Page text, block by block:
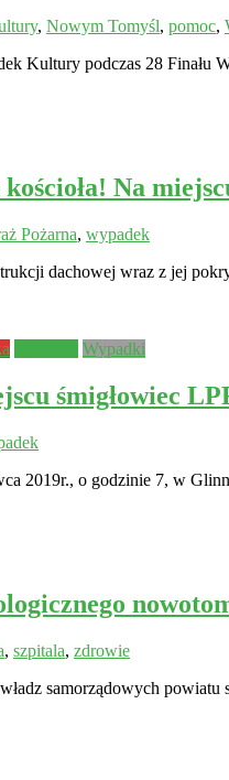
, Nowym Tomyśl, pomoc,
Kultury podczas 28 Finału
Na
Pożarna, wypadek
dachowej wraz z jej
Wypadki
śmigłowiec
2019r., o godzinie 7, w
, szpitala, zdrowie
samorządowych powiatu